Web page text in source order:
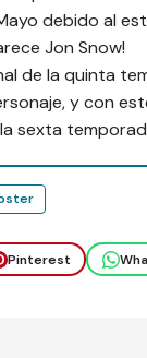
debido al
Jon Snow!
de la quinta
y con
sexta
Pinterest